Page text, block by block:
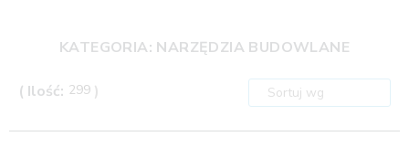
KATEGORIA: NARZĘDZIA BUDOWLANE
( Ilość: 299 )